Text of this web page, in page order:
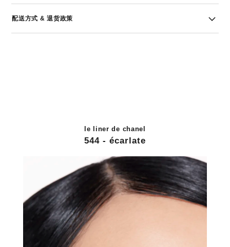
配送方式 & 退货政策
le liner de chanel
544 - écarlate